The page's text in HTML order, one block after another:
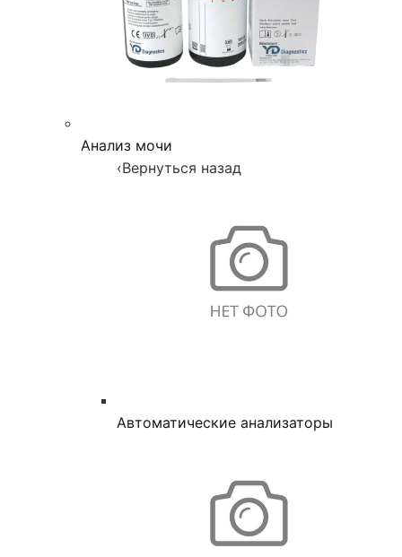
Анализ мочи
‹Вернуться назад
Автоматические анализаторы